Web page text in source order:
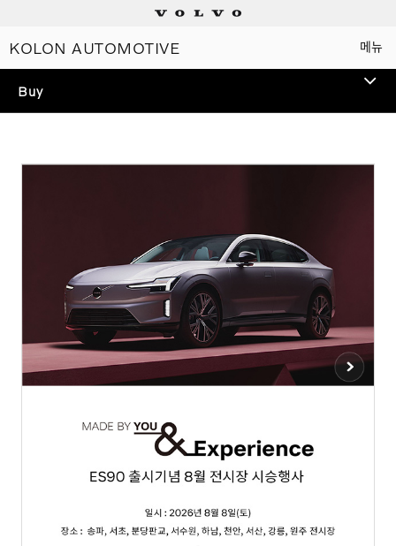
메뉴
KOLON AUTOMOTIVE
TEST DRIVE
Buy
Electric
Plug-in hybrids
Mild hybrids
세일즈 컨설턴트
전시장 찾기
인증 중고차
KOLON AUTOMOTIVE